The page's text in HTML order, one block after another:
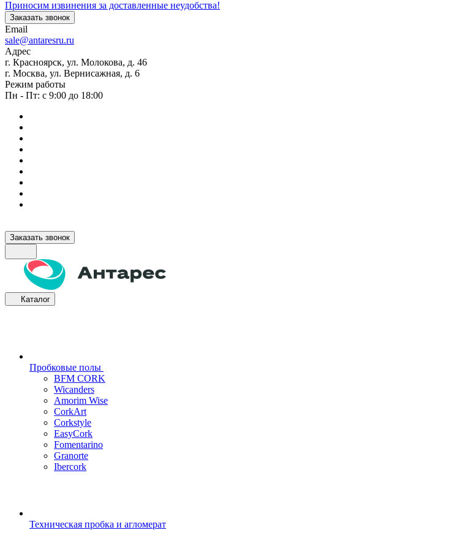
Приносим извинения за доставленные неудобства!
Заказать звонок
Email
sale@antaresru.ru
Адрес
г. Красноярск, ул. Молокова, д. 46
г. Москва, ул. Вернисажная, д. 6
Режим работы
Пн - Пт: с 9:00 до 18:00
Заказать звонок
Каталог
Пробковые полы
BFM CORK
Wicanders
Amorim Wise
CorkArt
Corkstyle
EasyCork
Fomentarino
Granorte
Ibercork
Техническая пробка и агломерат